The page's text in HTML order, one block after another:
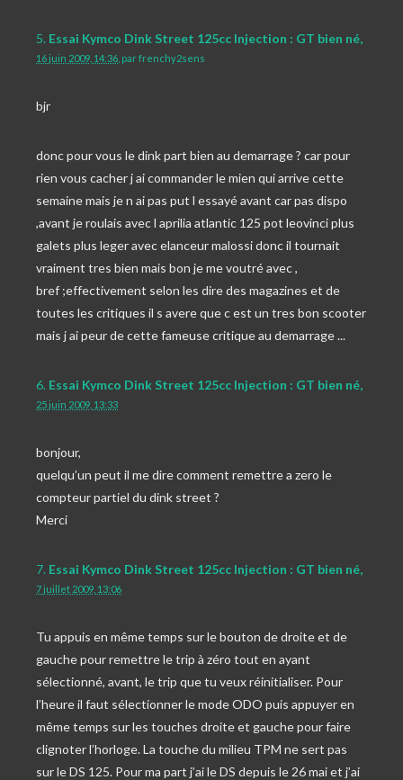
5. Essai Kymco Dink Street 125cc Injection : GT bien né,
16 juin 2009, 14:36 parfrenchy2sens
bjr
donc pour vous le dink part bien au demarrage ? car pour
rien vous cacher j ai commander le mien qui arrive cette
semaine mais je n ai pas put l essayé avant car pas dispo
,avant je roulais avec l aprilia atlantic 125 pot leovinci plus
galets plus leger avec elanceur malossi donc il tournait
vraiment tres bien mais bon je me voutré avec ,
bref ;effectivement selon les dire des magazines et de
toutes les critiques il s avere que c est un tres bon scooter
mais j ai peur de cette fameuse critique au demarrage ...
6. Essai Kymco Dink Street 125cc Injection : GT bien né,
25 juin 2009, 13:33
bonjour,
quelqu’un peut il me dire comment remettre a zero le
compteur partiel du dink street ?
Merci
7. Essai Kymco Dink Street 125cc Injection : GT bien né,
7 juillet 2009, 13:06
Tu appuis en même temps sur le bouton de droite et de
gauche pour remettre le trip à zéro tout en ayant
sélectionné, avant, le trip que tu veux réinitialiser. Pour
l’heure il faut sélectionner le mode ODO puis appuyer en
même temps sur les touches droite et gauche pour faire
clignoter l’horloge. La touche du milieu TPM ne sert pas
sur le DS 125. Pour ma part j’ai le DS depuis le 26 mai et j’ai